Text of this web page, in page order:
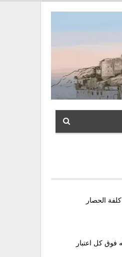
الحصار
فوق كل اعتبار